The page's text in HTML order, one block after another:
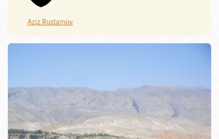
Aziz Rustamov